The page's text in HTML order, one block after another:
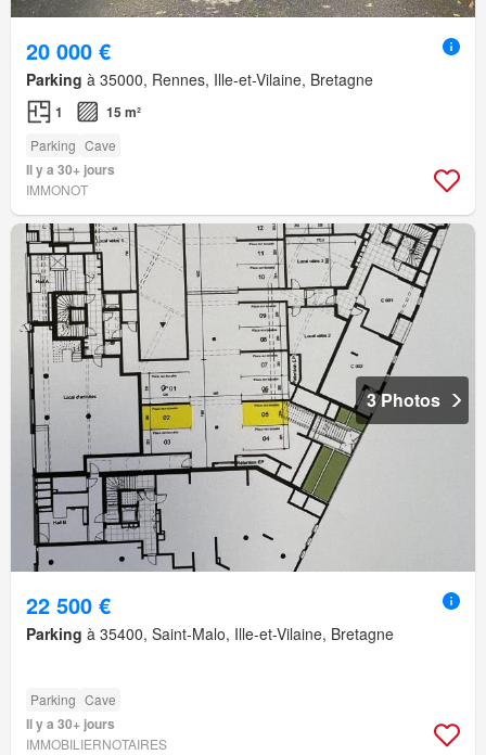
20 000 €
Parking à 35000, Rennes, Ille-et-Vilaine, Bretagne
1 15 m²
Parking Cave
Il y a 30+ jours
IMMONOT
3 Photos
22 500 €
Parking à 35400, Saint-Malo, Ille-et-Vilaine, Bretagne
Parking Cave
Il y a 30+ jours
IMMOBILIERNOTAIRES